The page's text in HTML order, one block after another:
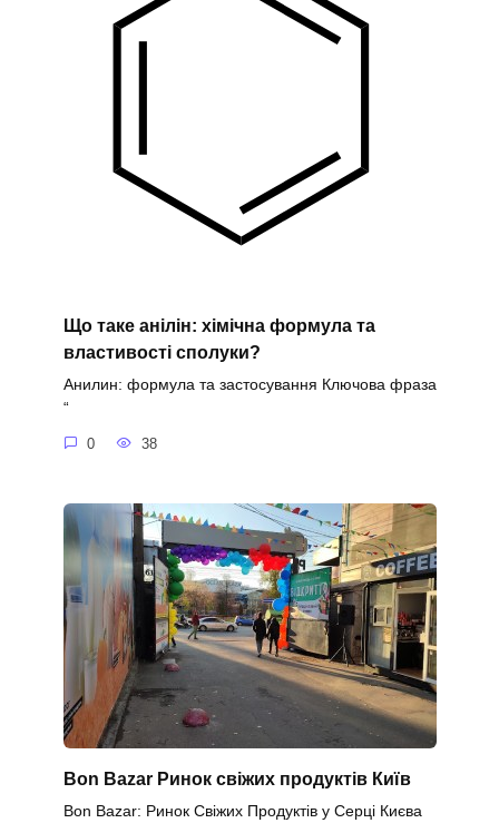
Що таке анілін: хімічна формула та
властивості сполуки?
Анилин: формула та застосування Ключова фраза
“
0 38
Bon Bazar Ринок свіжих продуктів Київ
Bon Bazar: Ринок Свіжих Продуктів у Серці Києва